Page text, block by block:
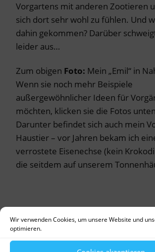
Wir verwenden Cookies, um unsere Website und
optimieren.
Vorgartens mit anderen Zootieren
sich dort sehr wohl zu fühlen. Und
dahin gekommen? Darüber
leider aus…
Zum obigen Foto: Mein „Emil“ in
Wenn sie noch mehr Beispiele
außergewöhnlicher Ideen für
möchten, klicken sie die Fotos
Darunter befindet sich auch mein
Haustier – vor Jahren bekam ich
verrostete Eisenechse (kein
die seitdem auf unserem
••••